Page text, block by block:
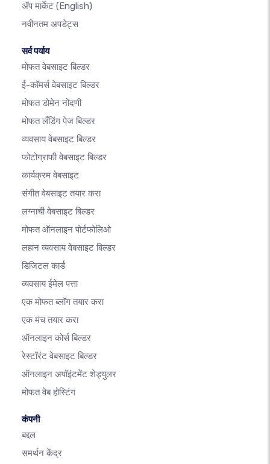
अ‍ॅप मार्केट (English)
नवीनतम अपडेट्स
सर्व पर्याय
मोफत वेबसाइट बिल्डर
ई-कॉमर्स वेबसाइट बिल्डर
मोफत डोमेन नोंदणी
मोफत लँडिंग पेज बिल्डर
व्यवसाय वेबसाइट बिल्डर
फोटोग्राफी वेबसाइट बिल्डर
कार्यक्रम वेबसाइट
संगीत वेबसाइट तयार करा
लग्नाची वेबसाइट बिल्डर
मोफत ऑनलाइन पोर्टफोलिओ
लहान व्यवसाय वेबसाइट बिल्डर
डिजिटल कार्ड
व्यवसाय ईमेल पत्ता
एक मोफत ब्लॉग तयार करा
एक मंच तयार करा
ऑनलाइन कोर्स बिल्डर
रेस्टॉरंट वेबसाइट बिल्डर
ऑनलाइन अपॉइंटमेंट शेड्युलर
मोफत वेब होस्टिंग
कंपनी
बद्दल
समर्थन केंद्र